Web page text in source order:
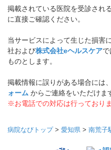
掲載されている医院を受診され
に直接ご確認ください。
当サービスによって生じた損害
社および株式会社eヘルスケア
ものとします。
掲載情報に誤りがある場合には
ォーム からご連絡をいただけま
※お電話での対応は行っており
病院なびトップ> 愛知県 > 南荒子